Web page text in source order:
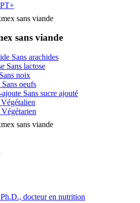
sans viande
Sans arachides
Sans lactose
Sans noix
Sans oeufs
Sans sucre ajouté
Végétalien
Végétarien